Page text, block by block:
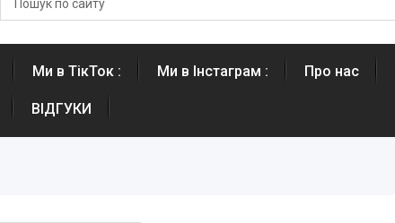
Ми в ТікТок : Ми в Інстаграм : Про нас
ВІДГУКИ